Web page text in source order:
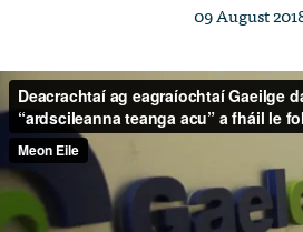
09 August